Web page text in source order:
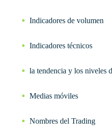
Indicadores de volumen
Indicadores técnicos
la tendencia y los niveles
Medias móviles
Nombres del Trading